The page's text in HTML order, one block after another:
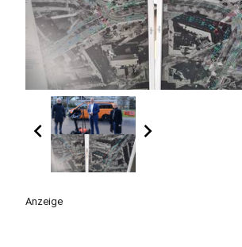
chevron_left chevron_right
Anzeige